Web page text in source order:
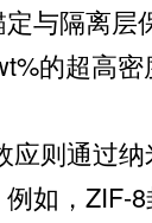
与隔离层
的超高
则通过纳
如，ZIF-